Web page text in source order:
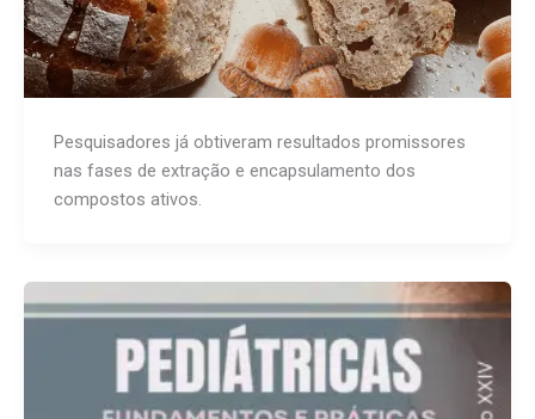
Pesquisadores já obtiveram resultados promissores
nas fases de extração e encapsulamento dos
compostos ativos.